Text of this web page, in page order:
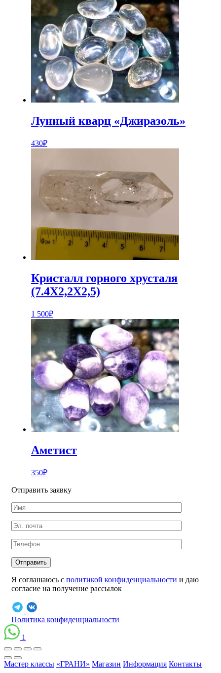
Лунный кварц «Джиразоль»
430₽
Кристалл горного хрусталя
(7.4Х2,2Х2,5)
1 500₽
Аметист
350₽
Отправить заявку
Отправить
Я соглашаюсь с политикой конфиденциальности и даю
согласие на получение рассылок
Политика конфиденциальности
1
Мастер классы «ГРАНИ» Магазин Информация Контакты